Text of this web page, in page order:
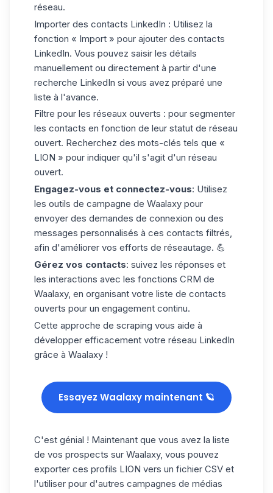
réseau.
Importer des contacts LinkedIn : Utilisez la
fonction « Import » pour ajouter des contacts
LinkedIn. Vous pouvez saisir les détails
manuellement ou directement à partir d'une
recherche LinkedIn si vous avez préparé une
liste à l'avance.
Filtre pour les réseaux ouverts : pour segmenter
les contacts en fonction de leur statut de réseau
ouvert. Recherchez des mots-clés tels que «
LION » pour indiquer qu'il s'agit d'un réseau
ouvert.
Engagez-vous et connectez-vous: Utilisez
les outils de campagne de Waalaxy pour
envoyer des demandes de connexion ou des
messages personnalisés à ces contacts filtrés,
afin d'améliorer vos efforts de réseautage. 💪
Gérez vos contacts: suivez les réponses et
les interactions avec les fonctions CRM de
Waalaxy, en organisant votre liste de contacts
ouverts pour un engagement continu.
Cette approche de scraping vous aide à
développer efficacement votre réseau LinkedIn
grâce à Waalaxy !
Essayez Waalaxy maintenant 🪐
C'est génial ! Maintenant que vous avez la liste
de vos prospects sur Waalaxy, vous pouvez
exporter ces profils LION vers un fichier CSV et
l'utiliser pour d'autres campagnes de médias